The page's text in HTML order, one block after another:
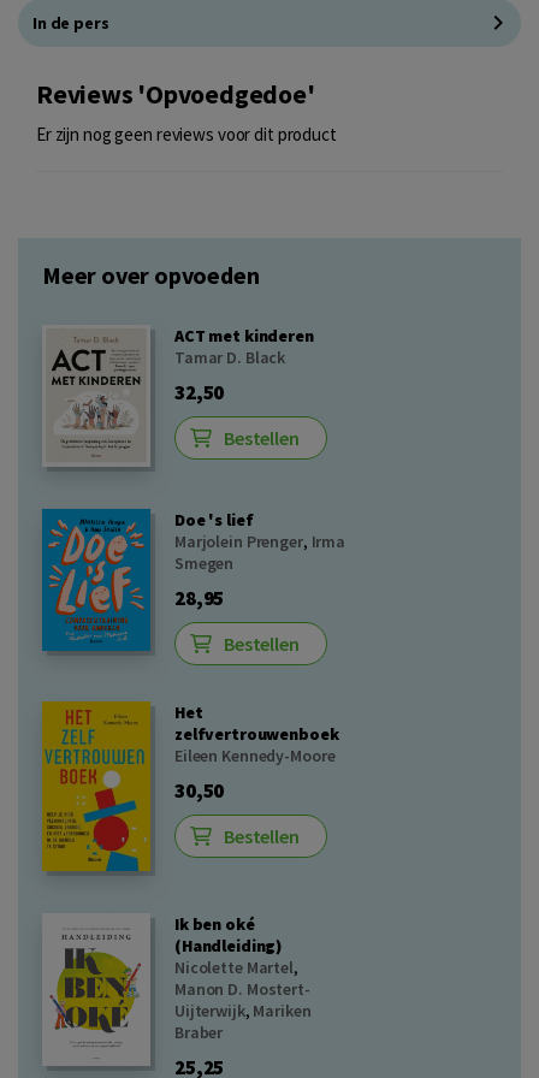
In de pers
Reviews 'Opvoedgedoe'
Er zijn nog geen reviews voor dit product
Meer over opvoeden
ACT met kinderen
Tamar D. Black
32,50
Bestellen
Doe 's lief
Marjolein Prenger, Irma
Smegen
28,95
Bestellen
Het
zelfvertrouwenboek
Eileen Kennedy-Moore
30,50
Bestellen
Ik ben oké
(Handleiding)
Nicolette Martel,
Manon D. Mostert-
Uijterwijk, Mariken
Braber
25,25